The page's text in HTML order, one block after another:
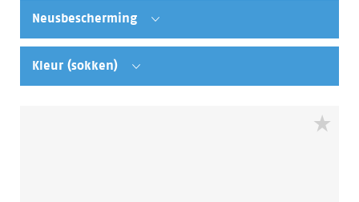
Neusbescherming
Kleur (sokken)